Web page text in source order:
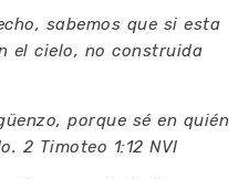
sabemos que si esta
el cielo, no construida
porque sé en quién
2 Timoteo 1:12 NVI